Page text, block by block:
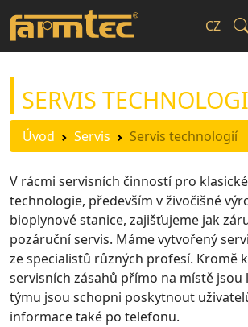
CZ
SERVIS
Úvod Servis Servis technologií
V rácmi servisních činností pro
technologie, především v živočišné
bioplynové stanice, zajišťujeme jak
pozáruční servis. Máme vytvořený
ze specialistů různých profesí. Kromě
servisních zásahů přímo na místě jsou
týmu jsou schopni poskytnout
informace také po telefonu.